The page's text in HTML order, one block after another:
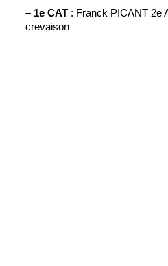
– 1e CAT : Franck PICANT 2e
crevaison